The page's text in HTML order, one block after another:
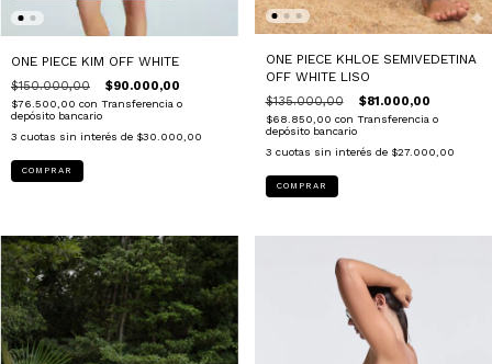
ONE PIECE KIM OFF WHITE
$150.000,00 $90.000,00
$76.500,00 con Transferencia o
depósito bancario
3 cuotas sin interés de $30.000,00
COMPRAR
ONE PIECE KHLOE SEMIVEDETINA
OFF WHITE LISO
$135.000,00 $81.000,00
$68.850,00 con Transferencia o
depósito bancario
3 cuotas sin interés de $27.000,00
COMPRAR